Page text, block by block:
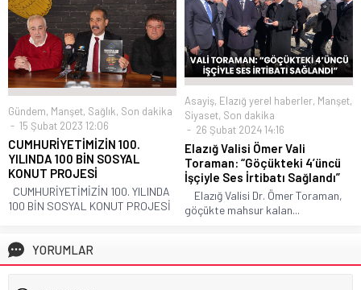
Gündem, Manşet, Sağlık, Son dakika
15 Şubat 2023 12:06
CUMHURİYETİMİZİN 100.
YILINDA 100 BİN SOSYAL
KONUT PROJESİ
CUMHURİYETİMİZİN 100. YILINDA
100 BİN SOSYAL KONUT PROJESİ
Asayiş, Elazığ yerel haberler, Manşet,
Siyaset, Son dakika
26 Şubat 2024 14:16
Elazığ Valisi Ömer Vali
Toraman: “Göçükteki 4’üncü
İşçiyle Ses İrtibatı Sağlandı”
Elazığ Valisi Dr. Ömer Toraman,
göçükte mahsur kalan...
YORUMLAR